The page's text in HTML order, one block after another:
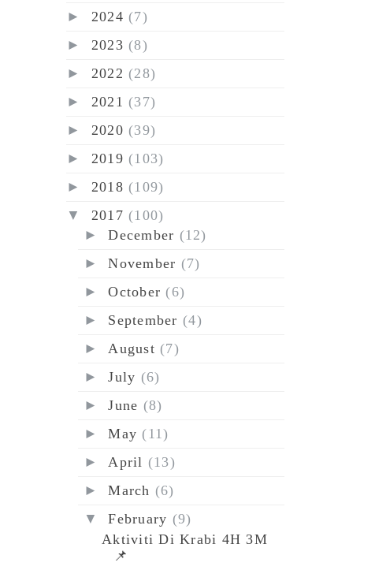
► 2024 (7)
► 2023 (8)
► 2022 (28)
► 2021 (37)
► 2020 (39)
► 2019 (103)
► 2018 (109)
▼ 2017 (100)
►December (12)
►November (7)
►October (6)
► September (4)
►August (7)
►July (6)
►June (8)
►May (11)
►April (13)
►March (6)
▼February (9)
Aktiviti Di Krabi 4H 3M
📌